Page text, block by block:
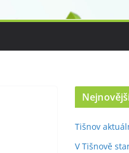
Tišnov
V Tišnově